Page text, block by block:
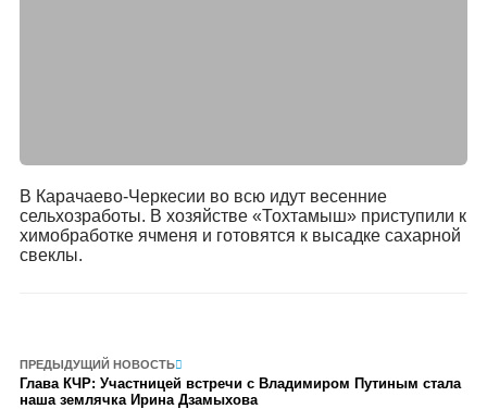
В Карачаево-Черкесии во всю идут весенние
сельхозработы. В хозяйстве «Тохтамыш» приступили к
химобработке ячменя и готовятся к высадке сахарной
свеклы.
ПРЕДЫДУЩИЙ НОВОСТЬ
Глава КЧР: Участницей встречи с Владимиром Путиным стала
наша землячка Ирина Дзамыхова